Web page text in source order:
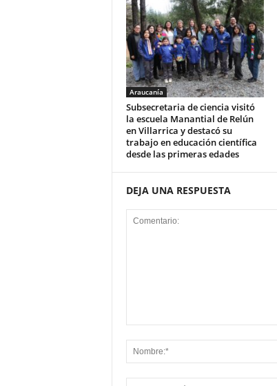
Araucanía
Subsecretaria de ciencia visitó
la escuela Manantial de Relún
en Villarrica y destacó su
trabajo en educación científica
desde las primeras edades
DEJA UNA RESPUESTA